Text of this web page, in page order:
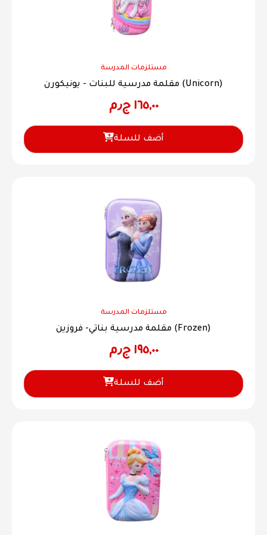
مستلزمات المدرسة
مقلمة مدرسية للبنات - يونيكورن (Unicorn)
١٦٥,٠٠ ج٫م
أضف للسلة
مستلزمات المدرسة
مقلمة مدرسية بناتي- فروزين (Frozen)
١٩٥,٠٠ ج٫م
أضف للسلة